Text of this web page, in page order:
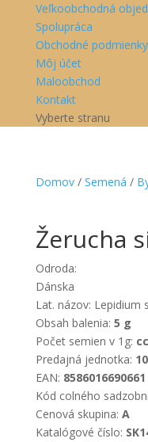
Veľkoobchodná
Spolupráca
Obchodné podmienky
Môj účet
Maloobchod
Kontakt
Vyberte stranu
Domov/ Semená /
Žerucha
Odroda:
Dánska
Lat. názov: Lepidium
Obsah balenia: 5 g
Počet semien v 1g:
Predajná jednotka:
EAN: 8586016690661
Kód colného
Cenová skupina: A
Katalógové číslo: